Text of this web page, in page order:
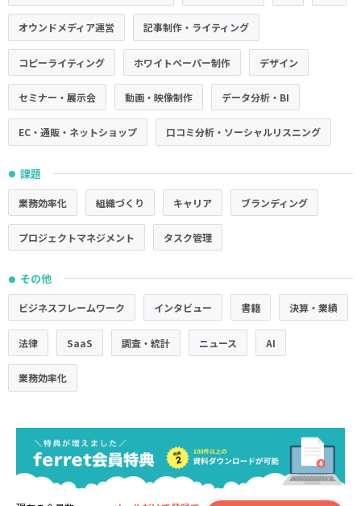
オウンドメディア運営 記事制作・ライティング
コピーライティング ホワイトペーパー制作 デザイン
セミナー・展示会 動画・映像制作 データ分析・BI
EC・通販・ネットショップ 口コミ分析・ソーシャルリスニング
● 課題
業務効率化 組織づくり キャリア ブランディング
プロジェクトマネジメント タスク管理
● その他
ビジネスフレームワーク インタビュー 書籍 決算・業績
法律 SaaS 調査・統計 ニュース AI
業務効率化